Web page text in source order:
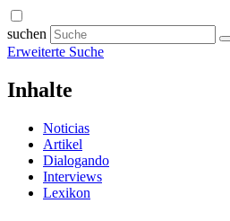
suchen
Erweiterte Suche
Inhalte
Noticias
Artikel
Dialogando
Interviews
Lexikon